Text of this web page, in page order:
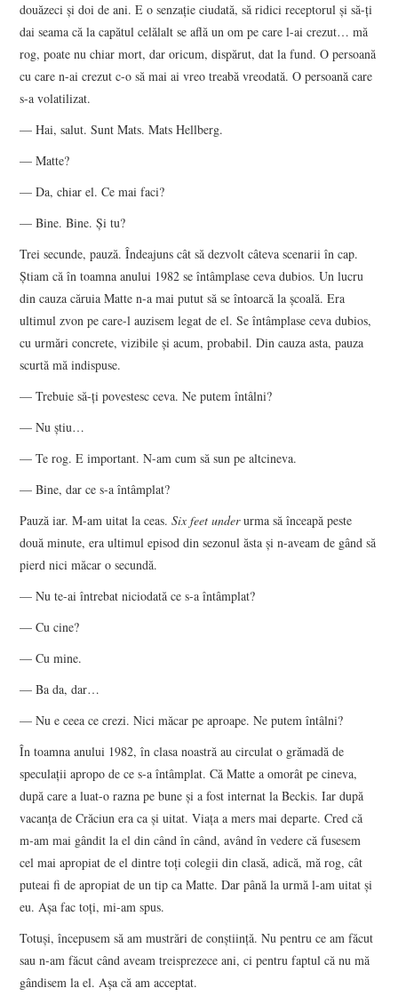
NUMĂRUL 49 /
APRILIE 2018
douăzeci şi doi de ani. E o senzaţie ciudată, să ridici receptorul şi să-ţi
dai seama că la capătul celălalt se află un om pe care l-ai crezut… mă
rog, poate nu chiar mort, dar oricum, dispărut, dat la fund. O persoană
cu care n-ai crezut c-o să mai ai vreo treabă vreodată. O persoană care
s-a volatilizat.
— Hai, salut. Sunt Mats. Mats Hellberg.
— Matte?
— Da, chiar el. Ce mai faci?
— Bine. Bine. Şi tu?
Trei secunde, pauză. Îndeajuns cât să dezvolt câteva scenarii în cap.
Ştiam că în toamna anului 1982 se întâmplase ceva dubios. Un lucru
din cauza căruia Matte n-a mai putut să se întoarcă la şcoală. Era
ultimul zvon pe care-l auzisem legat de el. Se întâmplase ceva dubios,
cu urmări concrete, vizibile şi acum, probabil. Din cauza asta, pauza
scurtă mă indispuse.
— Trebuie să-ţi povestesc ceva. Ne putem întâlni?
— Nu ştiu…
— Te rog. E important. N-am cum să sun pe altcineva.
— Bine, dar ce s-a întâmplat?
Pauză iar. M-am uitat la ceas.Six feet underurma să înceapă peste
două minute, era ultimul episod din sezonul ăsta şi n-aveam de gând să
pierd nici măcar o secundă.
— Nu te-ai întrebat niciodată ce s-a întâmplat?
— Cu cine?
— Cu mine.
— Ba da, dar…
— Nu e ceea ce crezi. Nici măcar pe aproape. Ne putem întâlni?
În toamna anului 1982, în clasa noastră au circulat o grămadă de
speculaţii apropo de ce s-a întâmplat. Că Matte a omorât pe cineva,
după care a luat-o razna pe bune şi a fost internat la Beckis. Iar după
vacanţa de Crăciun era ca şi uitat. Viaţa a mers mai departe. Cred că
m-am mai gândit la el din când în când, având în vedere că fusesem
cel mai apropiat de el dintre toţi colegii din clasă, adică, mă rog, cât
puteai fi de apropiat de un tip ca Matte. Dar până la urmă l-am uitat şi
eu. Aşa fac toţi, mi-am spus.
Totuşi, începusem să am mustrări de conştiinţă. Nu pentru ce am făcut
sau n-am făcut când aveam treisprezece ani, ci pentru faptul că nu mă
gândisem la el. Aşa că am acceptat.